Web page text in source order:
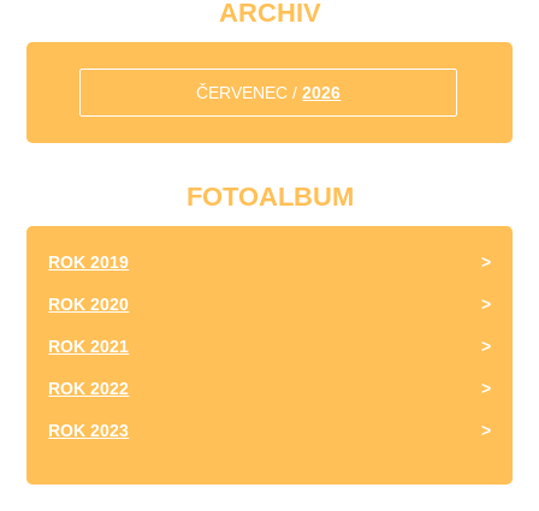
ARCHIV
ČERVENEC /2026
FOTOALBUM
ROK 2019
ROK 2020
ROK 2021
ROK 2022
ROK 2023